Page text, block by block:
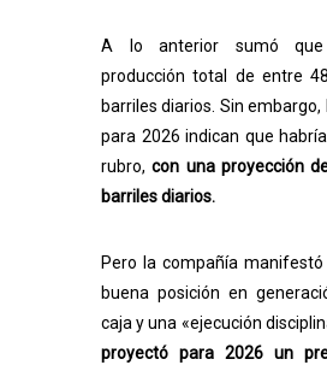
A lo anterior sumó que
producción total de entre
barriles diarios. Sin embargo,
para 2026 indican que
rubro,con una proyección
barriles diarios.
Pero la compañía
buena posición en
caja y una «ejecución
proyectó para 2026 un